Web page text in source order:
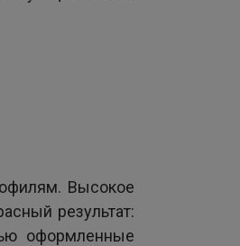
Высокое
результат:
оформленные